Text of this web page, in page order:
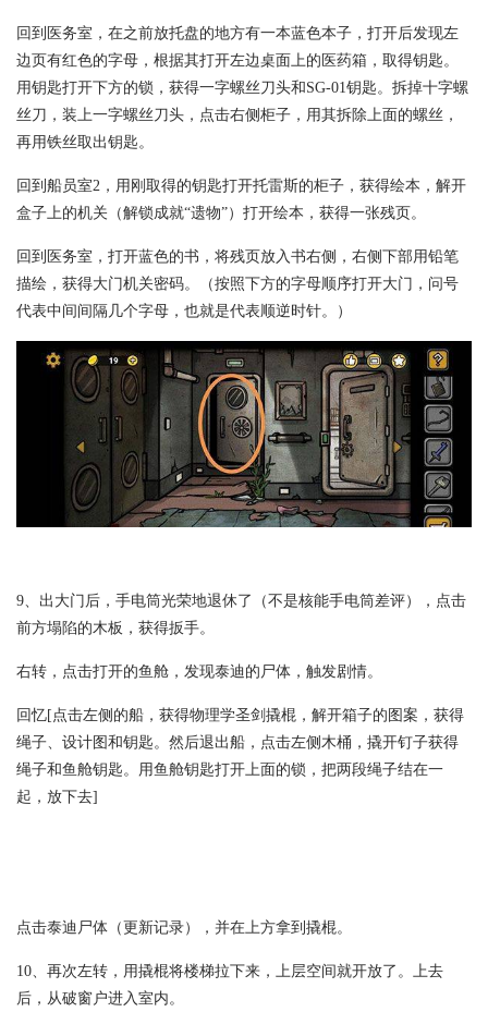
回到医务室，在之前放托盘的地方有一本蓝色本子，打开后发现左
边页有红色的字母，根据其打开左边桌面上的医药箱，取得钥匙。
用钥匙打开下方的锁，获得一字螺丝刀头和SG-01钥匙。拆掉十字螺
丝刀，装上一字螺丝刀头，点击右侧柜子，用其拆除上面的螺丝，
再用铁丝取出钥匙。
回到船员室2，用刚取得的钥匙打开托雷斯的柜子，获得绘本，解开
盒子上的机关（解锁成就“遗物”）打开绘本，获得一张残页。
回到医务室，打开蓝色的书，将残页放入书右侧，右侧下部用铅笔
描绘，获得大门机关密码。（按照下方的字母顺序打开大门，问号
代表中间间隔几个字母，也就是代表顺逆时针。）
9、出大门后，手电筒光荣地退休了（不是核能手电筒差评），点击
前方塌陷的木板，获得扳手。
右转，点击打开的鱼舱，发现泰迪的尸体，触发剧情。
回忆[点击左侧的船，获得物理学圣剑撬棍，解开箱子的图案，获得
绳子、设计图和钥匙。然后退出船，点击左侧木桶，撬开钉子获得
绳子和鱼舱钥匙。用鱼舱钥匙打开上面的锁，把两段绳子结在一
起，放下去]
点击泰迪尸体（更新记录），并在上方拿到撬棍。
10、再次左转，用撬棍将楼梯拉下来，上层空间就开放了。上去
后，从破窗户进入室内。